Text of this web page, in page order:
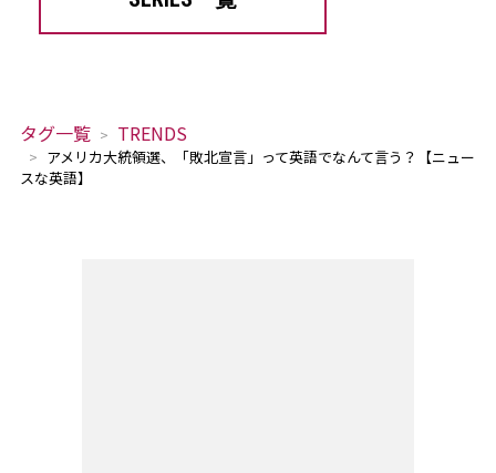
タグ一覧 TRENDS
アメリカ大統領選、「敗北宣言」って英語でなんて言う？【ニュー
スな英語】